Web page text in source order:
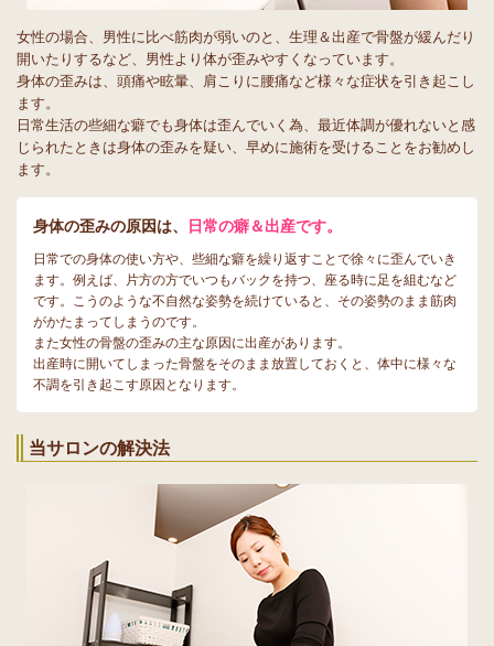
女性の場合、男性に比べ筋肉が弱いのと、生理＆出産で骨盤が緩んだり
開いたりするなど、男性より体が歪みやすくなっています。
身体の歪みは、頭痛や眩暈、肩こりに腰痛など様々な症状を引き起こし
ます。
日常生活の些細な癖でも身体は歪んでいく為、最近体調が優れないと感
じられたときは身体の歪みを疑い、早めに施術を受けることをお勧めし
ます。
身体の歪みの原因は、 日常の癖＆出産です。
日常での身体の使い方や、些細な癖を繰り返すことで徐々に歪んでいき
ます。例えば、片方の方でいつもバックを持つ、座る時に足を組むなど
です。こうのような不自然な姿勢を続けていると、その姿勢のまま筋肉
がかたまってしまうのです。
また女性の骨盤の歪みの主な原因に出産があります。
出産時に開いてしまった骨盤をそのまま放置しておくと、体中に様々な
不調を引き起こす原因となります。
当サロンの解決法